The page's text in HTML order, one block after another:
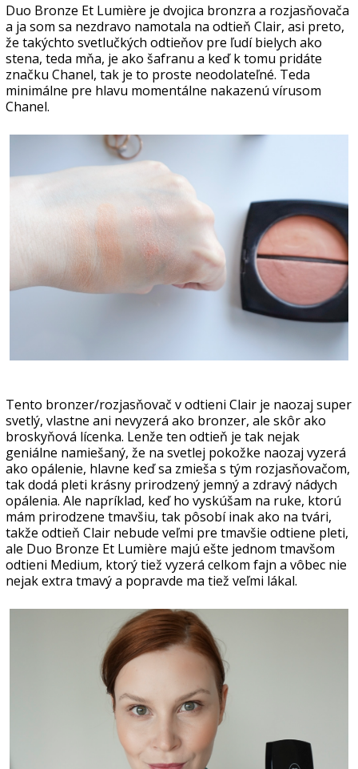
Duo Bronze Et Lumière je dvojica bronzra a rozjasňovača
a ja som sa nezdravo namotala na odtieň Clair, asi preto,
že takýchto svetlučkých odtieňov pre ľudí bielych ako
stena, teda mňa, je ako šafranu a keď k tomu pridáte
značku Chanel, tak je to proste neodolateľné. Teda
minimálne pre hlavu momentálne nakazenú vírusom
Chanel.
Tento bronzer/rozjasňovač v odtieni Clair je naozaj super
svetlý, vlastne ani nevyzerá ako bronzer, ale skôr ako
broskyňová lícenka. Lenže ten odtieň je tak nejak
geniálne namiešaný, že na svetlej pokožke naozaj vyzerá
ako opálenie, hlavne keď sa zmieša s tým rozjasňovačom,
tak dodá pleti krásny prirodzený jemný a zdravý nádych
opálenia. Ale napríklad, keď ho vyskúšam na ruke, ktorú
mám prirodzene tmavšiu, tak pôsobí inak ako na tvári,
takže odtieň Clair nebude veľmi pre tmavšie odtiene pleti,
ale Duo Bronze Et Lumière majú ešte jednom tmavšom
odtieni Medium, ktorý tiež vyzerá celkom fajn a vôbec nie
nejak extra tmavý a popravde ma tiež veľmi lákal.